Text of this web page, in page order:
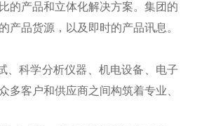
的产品和立体化解决方案。集团的
品货源，以及即时的产品讯息。
科学分析仪器、机电设备、电子
客户和供应商之间构筑着专业、